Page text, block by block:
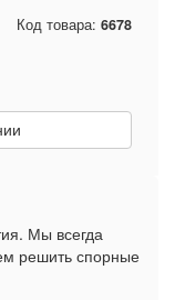
Код товара: 6678
Мы всегда
решить спорные